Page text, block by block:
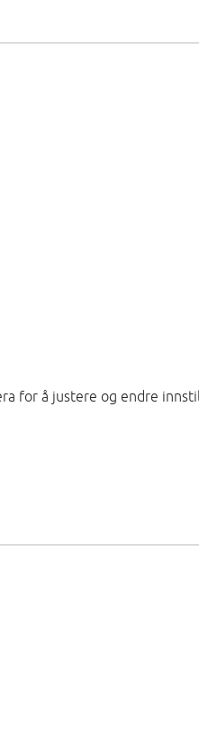
for å justere og endre